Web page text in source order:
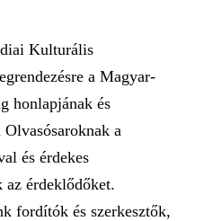
Kulturális
a Magyar-
honlapjának és
a
és érdekes
az érdeklődőket.
fordítók és szerkesztők,